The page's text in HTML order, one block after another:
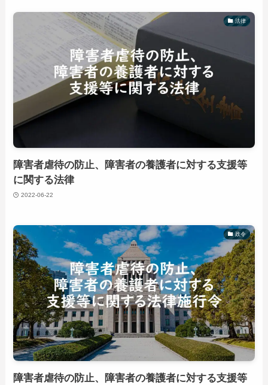
法律
障害者虐待の防止、障害者の養護者に対する支援等
に関する法律
2022-06-22
政令
障害者虐待の防止、障害者の養護者に対する支援等